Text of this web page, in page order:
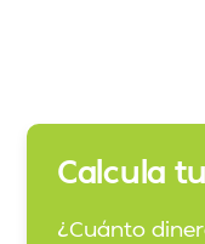
Calcula
¿Cuánto